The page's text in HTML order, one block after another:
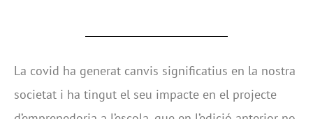
La covid ha generat canvis significatius en la nostra
societat i ha tingut el seu impacte en el projecte